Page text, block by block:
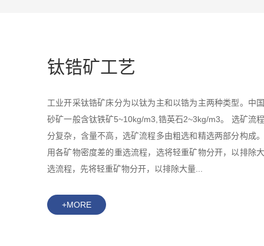
钛锆矿工艺
工业开采钛锆矿床分为以钛为主和以锆为主两种类型。中
砂矿一般含钛铁矿5~10kg/m3,锆英石2~3kg/m3。 选矿流
分复杂，含量不高，选矿流程多由粗选和精选两部分构成
用各矿物密度差的重选流程，选将轻重矿物分开，以排除
选流程，先将轻重矿物分开，以排除大量...
+MORE